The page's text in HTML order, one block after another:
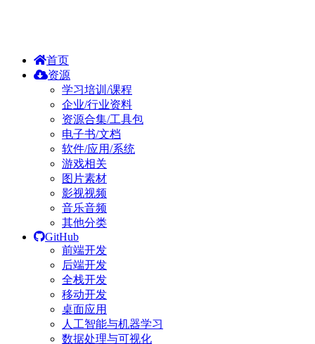
首页
资源
学习培训/课程
企业/行业资料
资源合集/工具包
电子书/文档
软件/应用/系统
游戏相关
图片素材
影视视频
音乐音频
其他分类
GitHub
前端开发
后端开发
全栈开发
移动开发
桌面应用
人工智能与机器学习
数据处理与可视化